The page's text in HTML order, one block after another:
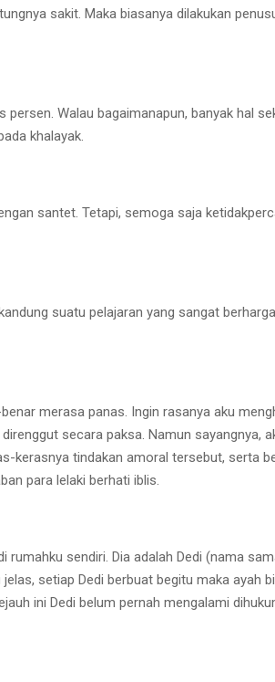
sakit. Maka biasanya dilakukan
Walau bagaimanapun, banyak hal
khalayak.
santet. Tetapi, semoga saja
suatu pelajaran yang sangat
merasa panas. Ingin rasanya aku
secara paksa. Namun sayangnya,
kerasnya tindakan amoral tersebut, serta
para lelaki berhati iblis.
sendiri. Dia adalah Dedi (nama
setiap Dedi berbuat begitu maka ayah
ini Dedi belum pernah mengalami